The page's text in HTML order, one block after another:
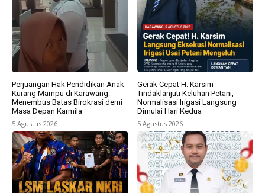
Perjuangan Hak Pendidikan Anak
Kurang Mampu di Karawang:
Menembus Batas Birokrasi demi
Masa Depan Karmila
5 Agustus 2026
Gerak Cepat H. Karsim
Tindaklanjuti Keluhan Petani,
Normalisasi Irigasi Langsung
Dimulai Hari Kedua
5 Agustus 2026